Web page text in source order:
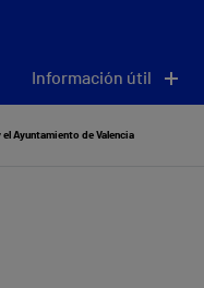
Información útil
Ayuntamiento de Valencia